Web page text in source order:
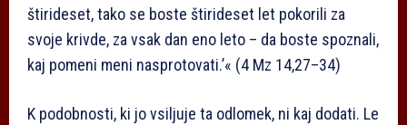
štirideset, tako se boste štirideset let pokorili za
svoje krivde, za vsak dan eno leto – da boste spoznali,
kaj pomeni meni nasprotovati.’« (4 Mz 14,27–34)
K podobnosti, ki jo vsiljuje ta odlomek, ni kaj dodati. Le